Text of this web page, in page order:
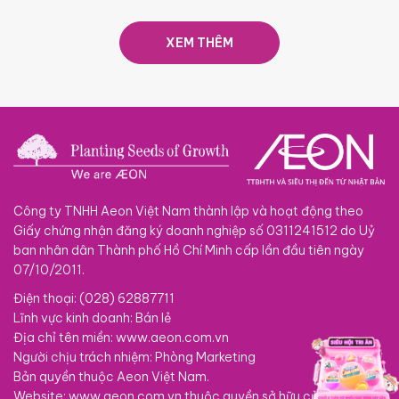
XEM THÊM
Công ty TNHH Aeon Việt Nam thành lập và hoạt động theo
Giấy chứng nhận đăng ký doanh nghiệp số 0311241512 do Uỷ
ban nhân dân Thành phố Hồ Chí Minh cấp lần đầu tiên ngày
07/10/2011.
Điện thoại: (028) 62887711
Lĩnh vực kinh doanh: Bán lẻ
Địa chỉ tên miền: www.aeon.com.vn
Người chịu trách nhiệm: Phòng Marketing
Bản quyền thuộc Aeon Việt Nam.